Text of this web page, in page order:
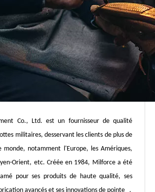
Co., Ltd. est un fournisseur de qualité
militaires, desservant les clients de plus de
monde, notamment l'Europe, les Amériques,
Orient, etc. Créée en 1984, Milforce a été
pour ses produits de haute qualité, ses
avancés et ses innovations de pointe .